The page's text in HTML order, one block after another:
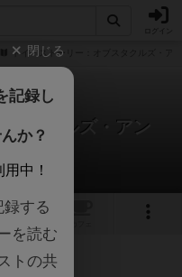
トイ・ストーリー：オブスタクルズ・ア
スタクルズ・アン
ャーズ
ビュー
閉じる
記録し
か？
中！
する
を読む
トの共